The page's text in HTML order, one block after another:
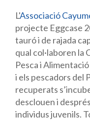
L'Associació
projecte Eggcase
tauró i de rajada
qual col·laboren la
Pesca i
i els pescadors del
recuperats
desclouen i
individus juvenils.